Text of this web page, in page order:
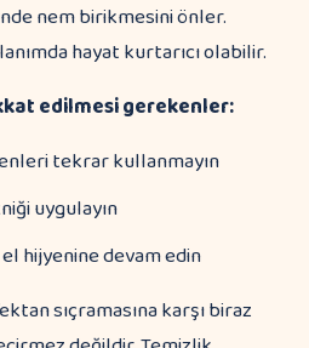
nem birikmesini önler.
hayat kurtarıcı olabilir.
edilmesi gerekenler:
tekrar kullanmayın
uygulayın
hijyenine devam edin
sıçramasına karşı biraz